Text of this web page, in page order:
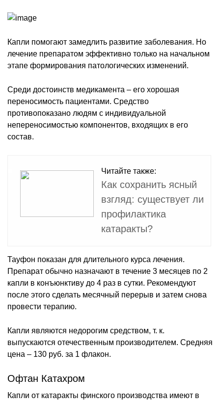
Капли помогают замедлить развитие заболевания. Но
лечение препаратом эффективно только на начальном
этапе формирования патологических изменений.
Среди достоинств медикамента – его хорошая
переносимость пациентами. Средство
противопоказано людям с индивидуальной
непереносимостью компонентов, входящих в его
состав.
Читайте также:
Как сохранить ясный
взгляд: существует ли
профилактика
катаракты?
Тауфон показан для длительного курса лечения.
Препарат обычно назначают в течение 3 месяцев по 2
капли в конъюнктиву до 4 раз в сутки. Рекомендуют
после этого сделать месячный перерыв и затем снова
провести терапию.
Капли являются недорогим средством, т. к.
выпускаются отечественным производителем. Средняя
цена – 130 руб. за 1 флакон.
Офтан Катахром
Капли от катаракты финского производства имеют в